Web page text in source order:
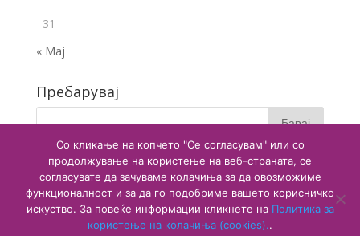
31
« Мај
Пребарувај
Copyright © 2020 Агенција за лекови и медицински
Со кликање на копчето "Се согласувам" или со
продолжување на користење на веб-страната, се
согласувате да зачуваме колачиња за да овозможиме
функционалност и за да го подобриме вашето корисничко
искуство. За повеќе информации кликнете на Политика за
користење на колачиња (cookies)..